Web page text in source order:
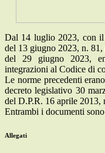
Dal 14 luglio 2023, con il
del 13 giugno 2023, n.
del 29 giugno 2023,
integrazioni al Codice di
Le norme precedenti
decreto legislativo 30
del D.P.R. 16 aprile 2013,
Entrambi i documenti
Allegati